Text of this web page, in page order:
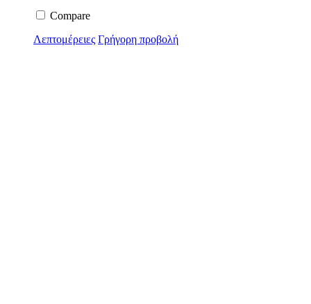
Compare
Λεπτομέρειες Γρήγορη προβολή